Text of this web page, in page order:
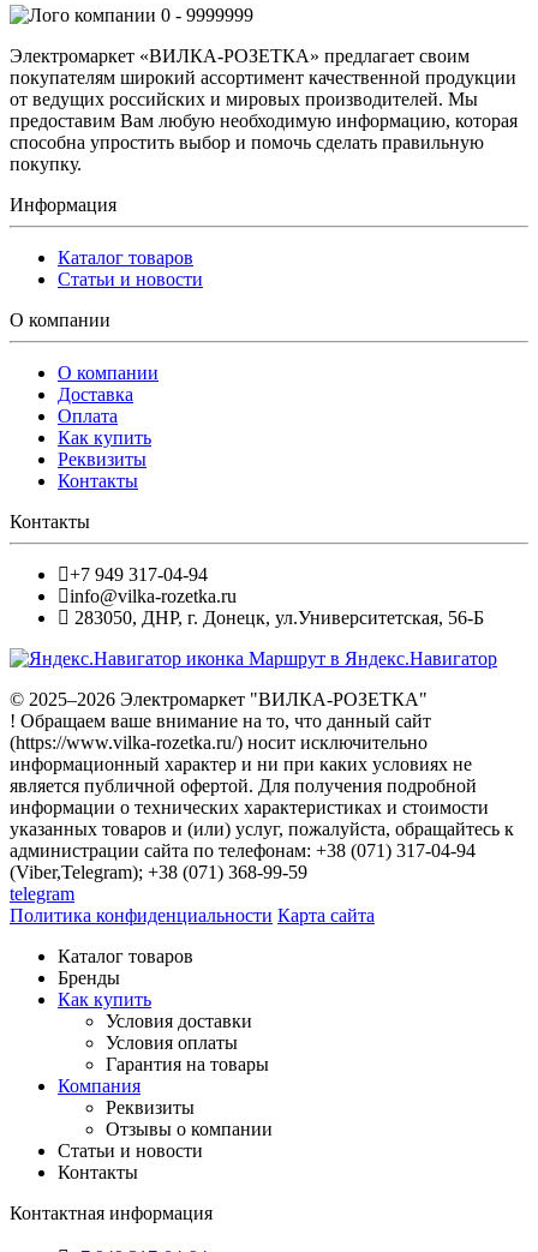
0 - 9999999
Электромаркет «ВИЛКА-РОЗЕТКА» предлагает своим
покупателям широкий ассортимент качественной продукции
от ведущих российских и мировых производителей. Мы
предоставим Вам любую необходимую информацию, которая
способна упростить выбор и помочь сделать правильную
покупку.
Информация
Каталог товаров
Статьи и новости
О компании
О компании
Доставка
Оплата
Как купить
Реквизиты
Контакты
Контакты
+7 949 317-04-94
info@vilka-rozetka.ru
283050, ДНР, г. Донецк, ул.Университетская, 56-Б
Маршрут в Яндекс.Навигатор
© 2025–2026 Электромаркет "ВИЛКА-РОЗЕТКА"
! Обращаем ваше внимание на то, что данный сайт
(https://www.vilka-rozetka.ru/) носит исключительно
информационный характер и ни при каких условиях не
является публичной офертой. Для получения подробной
информации о технических характеристиках и стоимости
указанных товаров и (или) услуг, пожалуйста, обращайтесь к
администрации сайта по телефонам: +38 (071) 317-04-94
(Viber,Telegram); +38 (071) 368-99-59
telegram
Политика конфиденциальности Карта сайта
Каталог товаров
Бренды
Как купить
Условия доставки
Условия оплаты
Гарантия на товары
Компания
Реквизиты
Отзывы о компании
Статьи и новости
Контакты
Контактная информация